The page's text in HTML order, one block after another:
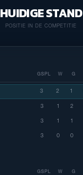
HUIDIGE STAND
POSITIE IN DE COMPETITIE
GSPL W G
3 2 1
3 1 2
3 1 1
3 0 0
GSPL W G